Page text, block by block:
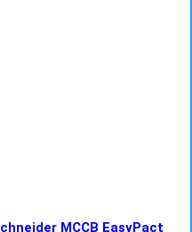
MCCB EasyPact